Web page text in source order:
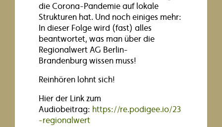
die Corona-Pandemie auf lokale
Strukturen hat. Und noch einiges mehr:
In dieser Folge wird (fast) alles
beantwortet, was man über die
Regionalwert AG Berlin-
Brandenburg wissen muss!
Reinhören lohnt sich!
Hier der Link zum
Audiobeitrag: https://re.podigee.io/23
-regionalwert